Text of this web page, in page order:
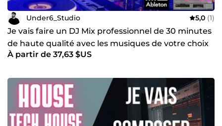
Under6_Studio 5,0 (1)
Je vais faire un DJ Mix professionnel de 30 minutes
de haute qualité avec les musiques de votre choix
À partir de 37,63 $US